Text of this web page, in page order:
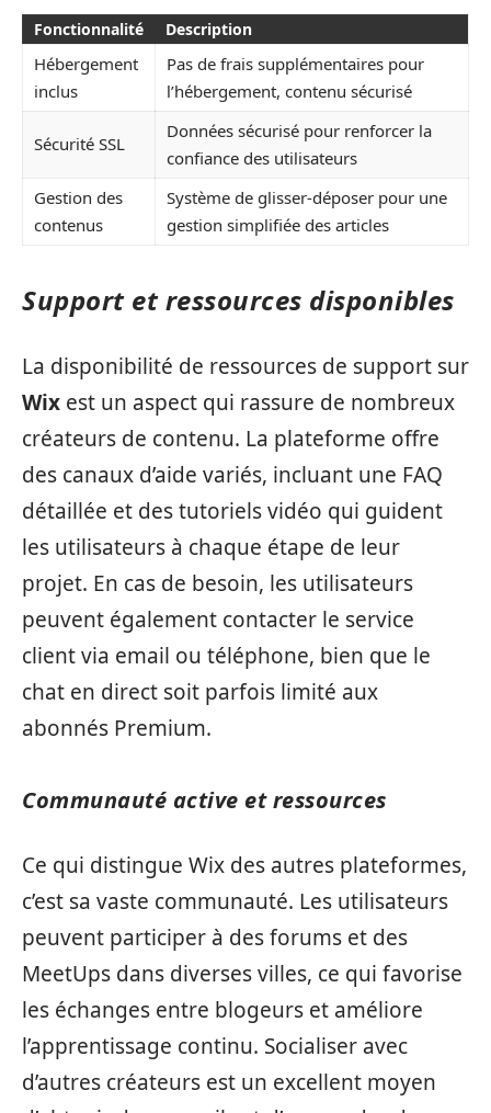
Fonctionnalité Description
Hébergement
inclus
Pas de frais supplémentaires pour
l’hébergement, contenu sécurisé
Sécurité SSL
Données sécurisé pour renforcer la
confiance des utilisateurs
Gestion des
contenus
Système de glisser-déposer pour une
gestion simplifiée des articles
Support et ressources disponibles
La disponibilité de ressources de support sur
Wix est un aspect qui rassure de nombreux
créateurs de contenu. La plateforme offre
des canaux d’aide variés, incluant une FAQ
détaillée et des tutoriels vidéo qui guident
les utilisateurs à chaque étape de leur
projet. En cas de besoin, les utilisateurs
peuvent également contacter le service
client via email ou téléphone, bien que le
chat en direct soit parfois limité aux
abonnés Premium.
Communauté active et ressources
Ce qui distingue Wix des autres plateformes,
c’est sa vaste communauté. Les utilisateurs
peuvent participer à des forums et des
MeetUps dans diverses villes, ce qui favorise
les échanges entre blogeurs et améliore
l’apprentissage continu. Socialiser avec
d’autres créateurs est un excellent moyen